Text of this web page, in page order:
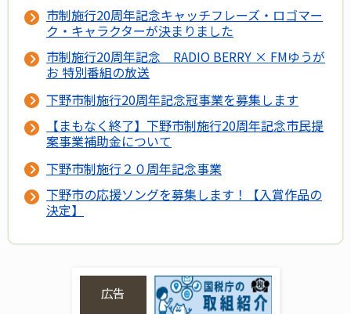
市制施行20周年記念キャッチフレーズ・ロゴマー
ク・キャラクターが決まりました
市制施行20周年記念 RADIO BERRY × FMゆうが
お 特別番組の放送
下野市制施行20周年記念冠事業を募集します
【まもなく終了】下野市制施行20周年記念市民提
案事業補助金について
下野市制施行２０周年記念事業
下野市の応援ソングを募集します！【入賞作品の
決定】
広告